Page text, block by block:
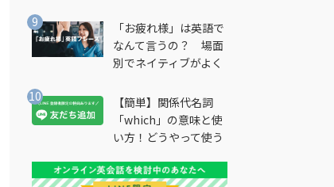
法とは？
「お疲れ様」は英語で
なんて言うの？ 場面
別でネイティブがよく
説
【簡単】関係代名詞
「which」の意味と使
い方！どうやって使う